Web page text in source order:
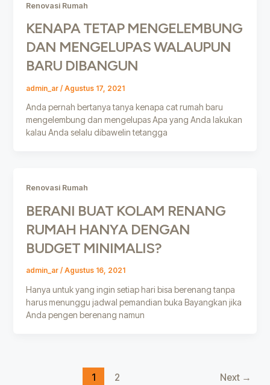
Renovasi Rumah
KENAPA TETAP MENGELEMBUNG
DAN MENGELUPAS WALAUPUN
BARU DIBANGUN
admin_ar / Agustus 17, 2021
Anda pernah bertanya tanya kenapa cat rumah baru
mengelembung dan mengelupas Apa yang Anda lakukan
kalau Anda selalu dibawelin tetangga
Renovasi Rumah
BERANI BUAT KOLAM RENANG
RUMAH HANYA DENGAN
BUDGET MINIMALIS?
admin_ar / Agustus 16, 2021
Hanya untuk yang ingin setiap hari bisa berenang tanpa
harus menunggu jadwal pemandian buka Bayangkan jika
Anda pengen berenang namun
1 2 Next →